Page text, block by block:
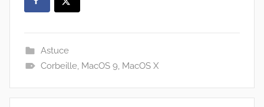
Astuce
Corbeille, MacOS 9, MacOS X